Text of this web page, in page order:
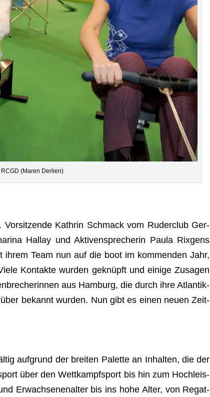
(Maren Derlien)
Kath­rin Schmack vom Ruder­club Ger­
Hal­lay und Akti­ven­spre­che­rin Paula Rix­gens
Team nun auf die boot im kom­men­den Jahr,
Kon­takte wur­den geknüpft und einige Zusa­gen
aus Ham­burg, die durch ihre Atlan­tik­
bekannt wur­den. Nun gibt es einen neuen Zeit­
auf­grund der brei­ten Palette an Inhal­ten, die der
über den Wett­kampf­sport bis hin zum Hoch­leis­
Erwach­se­nen­al­ter bis ins hohe Alter, von Regat­